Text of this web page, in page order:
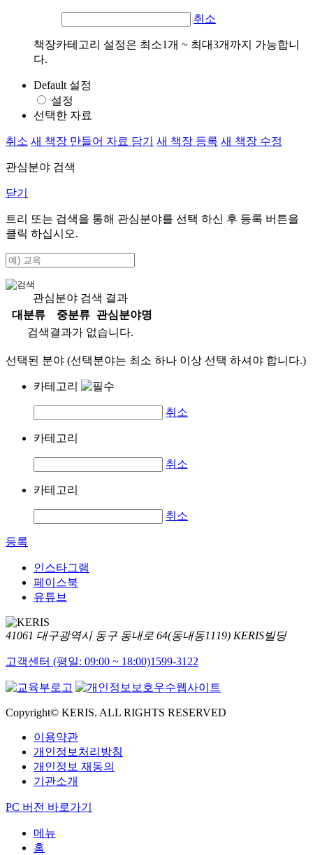
취소
책장카테고리 설정은 최소1개 ~ 최대3개까지 가능합니
다.
Default 설정
설정
선택한 자료
취소 새 책장 만들어 자료 담기 새 책장 등록 새 책장 수정
관심분야 검색
닫기
트리 또는 검색을 통해 관심분야를 선택 하신 후 등록 버튼을
클릭 하십시오.
관심분야 검색 결과
대분류
중분류
관심분야명
검색결과가 없습니다.
선택된 분야 (선택분야는 최소 하나 이상 선택 하셔야 합니다.)
카테고리
취소
카테고리
취소
카테고리
취소
등록
인스타그램
페이스북
유튜브
41061 대구광역시 동구 동내로 64(동내동1119) KERIS빌딩
고객센터 (평일: 09:00 ~ 18:00)1599-3122
Copyright© KERIS. ALL RIGHTS RESERVED
이용약관
개인정보처리방침
개인정보 재동의
기관소개
PC 버전 바로가기
메뉴
홈